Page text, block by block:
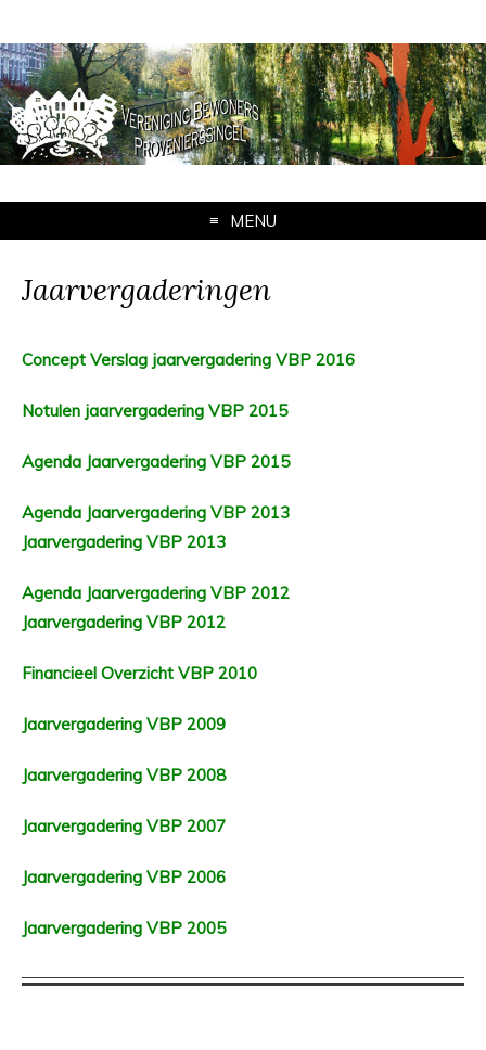
MENU
Jaarvergaderingen
Concept Verslag jaarvergadering VBP 2016
Notulen jaarvergadering VBP 2015
Agenda Jaarvergadering VBP 2015
Agenda Jaarvergadering VBP 2013
Jaarvergadering VBP 2013
Agenda Jaarvergadering VBP 2012
Jaarvergadering VBP 2012
Financieel Overzicht VBP 2010
Jaarvergadering VBP 2009
Jaarvergadering VBP 2008
Jaarvergadering VBP 2007
Jaarvergadering VBP 2006
Jaarvergadering VBP 2005